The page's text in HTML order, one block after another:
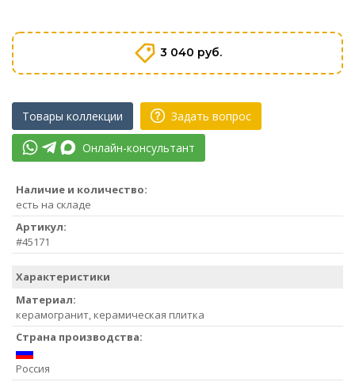
3 040 руб.
Товары коллекции Задать вопрос
Онлайн-консультант
Наличие и количество:
есть на складе
Артикул:
#45171
Характеристики
Материал:
керамогранит, керамическая плитка
Страна производства:
Россия